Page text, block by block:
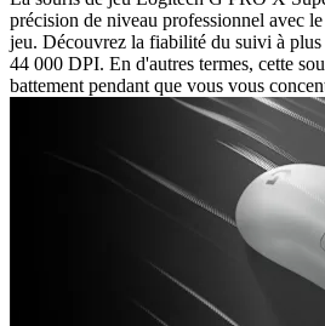
précision de niveau professionnel avec
jeu. Découvrez la fiabilité du suivi à plus
44 000 DPI. En d'autres termes, cette
battement pendant que vous vous